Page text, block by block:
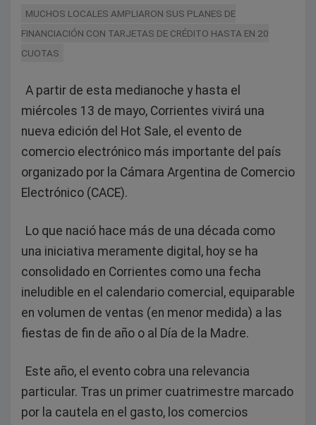
MUCHOS LOCALES AMPLIARON SUS PLANES DE
FINANCIACIÓN CON TARJETAS DE CRÉDITO HASTA EN 20
CUOTAS
A partir de esta medianoche y hasta el
miércoles 13 de mayo, Corrientes vivirá una
nueva edición del Hot Sale, el evento de
comercio electrónico más importante del país
organizado por la Cámara Argentina de Comercio
Electrónico (CACE).
Lo que nació hace más de una década como
una iniciativa meramente digital, hoy se ha
consolidado en Corrientes como una fecha
ineludible en el calendario comercial, equiparable
en volumen de ventas (en menor medida) a las
fiestas de fin de año o al Día de la Madre.
Este año, el evento cobra una relevancia
particular. Tras un primer cuatrimestre marcado
por la cautela en el gasto, los comercios